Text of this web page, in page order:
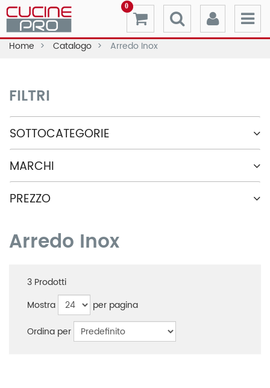
0
Home Catalogo Arredo Inox
FILTRI
SOTTOCATEGORIE
MARCHI
PREZZO
Arredo Inox
3 Prodotti
Mostra
per pagina
Ordina per